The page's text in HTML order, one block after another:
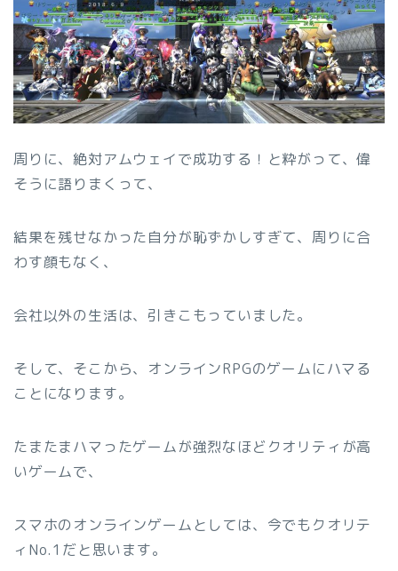
周りに、絶対アムウェイで成功する！と粋がって、偉
そうに語りまくって、
結果を残せなかった自分が恥ずかしすぎて、周りに合
わす顔もなく、
会社以外の生活は、引きこもっていました。
そして、そこから、オンラインRPGのゲームにハマる
ことになります。
たまたまハマったゲームが強烈なほどクオリティが高
いゲームで、
スマホのオンラインゲームとしては、今でもクオリテ
ィNo.1だと思います。